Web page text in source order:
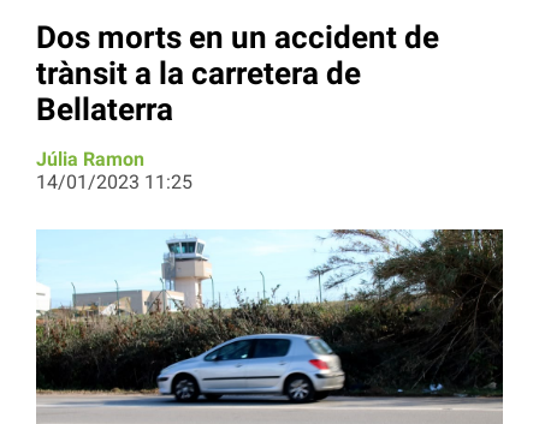
Dos morts en un accident de
trànsit a la carretera de
Bellaterra
Júlia Ramon
14/01/2023 11:25